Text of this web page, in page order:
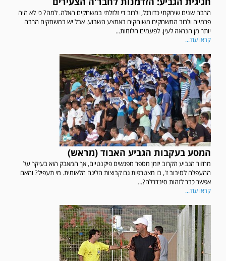
הרבה שנים שיחקתי כדורגל, ולרוב די זלזלתי במשחקים האלה. למה? כי לא היה
פרמייה ולרוב המשחקים משוחקים באמצע השבוע. אבל יש במשחקים הרבה
יותר מן הנראה לעין. לפעמים חלומות...
קראו עוד...
המסע בעקבות הגביע האבוד (מראש)
מחזור הגביע הקרוב יזמן מספר מפגשים פיקנטיים, אך המאבק הוא בעיקר על
ההעפלה לסיבוב ז', בו מצטרפות גם קבוצות הליגה הלאומית. מי תעפיל? והאם
אפשר כבר לזהות סינדרלה?...
קראו עוד...